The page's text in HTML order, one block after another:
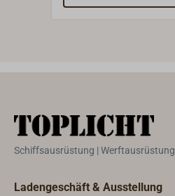
Schiffsausrüstung | Werftausrüstung
Ladengeschäft & Ausstellung